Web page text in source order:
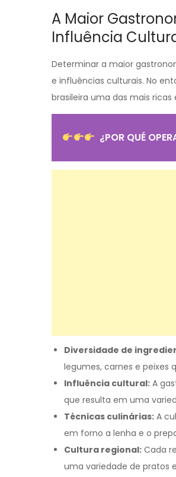
A Maior
Influência
Determinar a maior
e influências culturais. No
brasileira uma das mais
¿POR QUÉ
Diversidade de
legumes, carnes e peixes
Influência cultural: A
que resulta em uma
Técnicas culinárias: A
em forno a lenha e o
Cultura regional: Cada
uma variedade de pratos